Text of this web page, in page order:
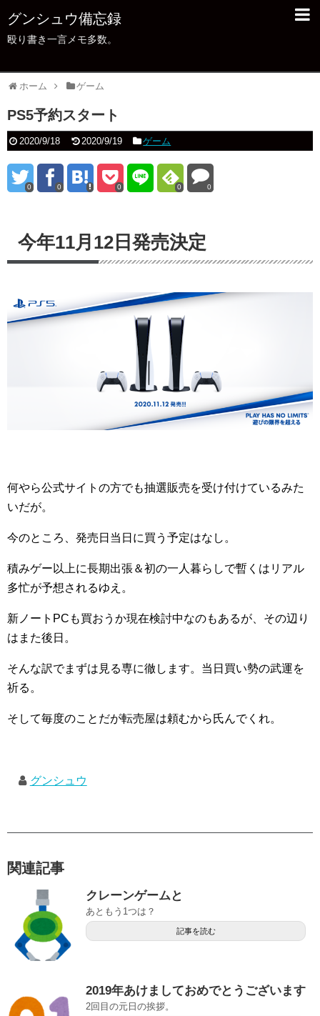
グンシュウ備忘録
殴り書き一言メモ多数。
ホーム ゲーム
PS5予約スタート
2020/9/18 2020/9/19 ゲーム
0 0 0 0 0
今年11月12日発売決定
何やら公式サイトの方でも抽選販売を受け付けているみた
いだが。
今のところ、発売日当日に買う予定はなし。
積みゲー以上に長期出張＆初の一人暮らしで暫くはリアル
多忙が予想されるゆえ。
新ノートPCも買おうか現在検討中なのもあるが、その辺り
はまた後日。
そんな訳でまずは見る専に徹します。当日買い勢の武運を
祈る。
そして毎度のことだが転売屋は頼むから氏んでくれ。
グンシュウ
関連記事
クレーンゲームと
あともう1つは？
記事を読む
2019年あけましておめでとうございます
2回目の元日の挨拶。